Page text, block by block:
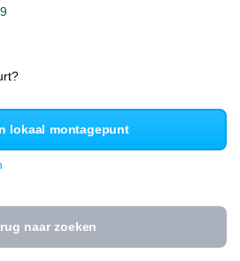
lokaal montagepunt
naar zoeken